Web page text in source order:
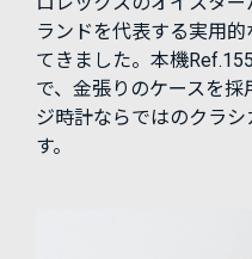
ランドを代表する実用
てきました。本機
で、金張りのケースを採
ジ時計ならではのクラ
す。